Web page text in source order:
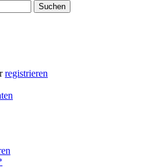
Suchen
registrieren